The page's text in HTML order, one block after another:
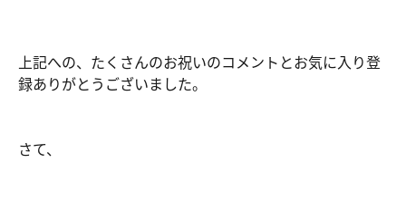
上記への、たくさんのお祝いのコメントとお気に入り登
録ありがとうございました。
さて、